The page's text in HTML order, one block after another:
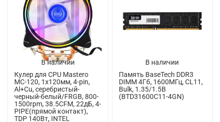
В наличии
Кулер для CPU Mastero
MC-120, 1х120мм, 4-pin,
Al+Cu, серебристый-
черный-белый/FRGB, 800-
1500rpm, 38.5CFM, 22дБ, 4-
PIPE(прямой контакт),
TDP 140Вт, INTEL
В наличии
Память BaseTech DDR3
DIMM 4Гб, 1600МГц, CL11,
Bulk, 1.35/1.5В
(BTD31600C11-4GN)